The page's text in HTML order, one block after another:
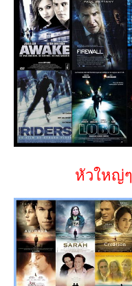
หัวใหญ่